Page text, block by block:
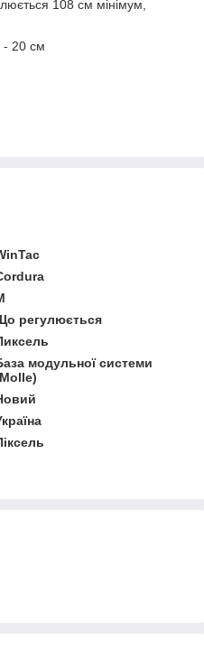
108 см мінімум,
- 20 см
регулюється
модульної системи